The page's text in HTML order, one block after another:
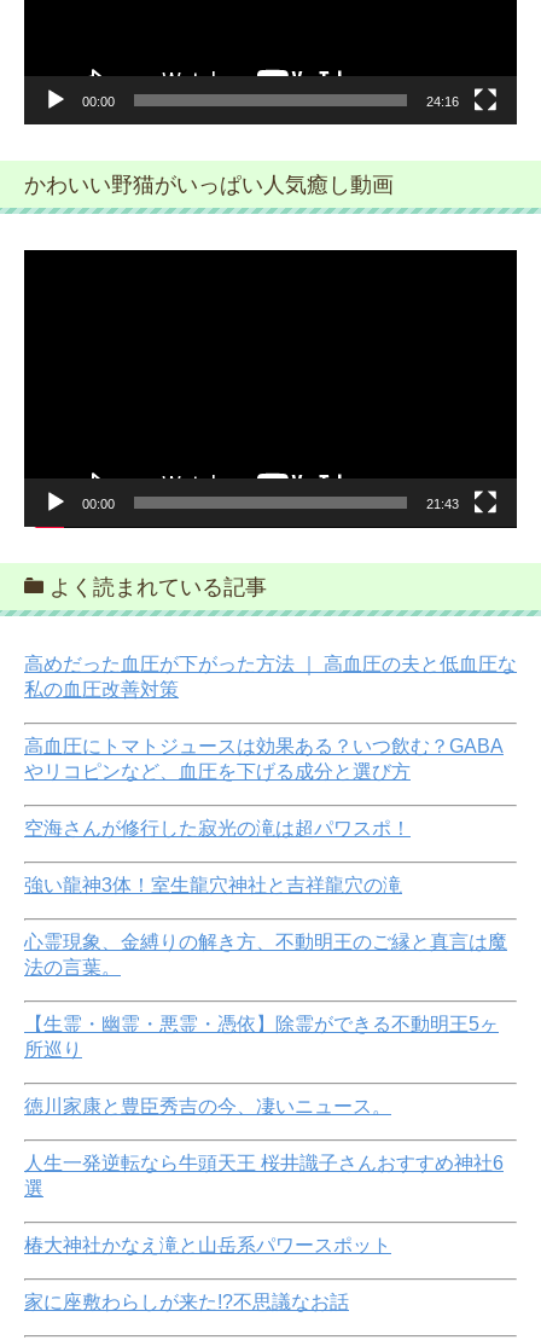
00:00 24:16
かわいい野猫がいっぱい人気癒し動画
00:00 21:43
よく読まれている記事
高めだった血圧が下がった方法 ｜ 高血圧の夫と低血圧な
私の血圧改善対策
高血圧にトマトジュースは効果ある？いつ飲む？GABA
やリコピンなど、血圧を下げる成分と選び方
空海さんが修行した寂光の滝は超パワスポ！
強い龍神3体！室生龍穴神社と吉祥龍穴の滝
心霊現象、金縛りの解き方、不動明王のご縁と真言は魔
法の言葉。
【生霊・幽霊・悪霊・憑依】除霊ができる不動明王5ヶ
所巡り
徳川家康と豊臣秀吉の今、凄いニュース。
人生一発逆転なら牛頭天王 桜井識子さんおすすめ神社6
選
椿大神社かなえ滝と山岳系パワースポット
家に座敷わらしが来た!?不思議なお話